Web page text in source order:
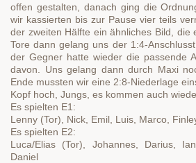
offen gestalten, danach ging die
wir kassierten bis zur Pause vier teils
der zweiten Hälfte ein ähnliches Bild, die
Tore dann gelang uns der 1:4-
der Gegner hatte wieder die passende
davon. Uns gelang dann durch Maxi
Ende mussten wir eine 2:8-Niederlage
Kopf hoch, Jungs, es kommen auch
Es spielten E1:
Lenny (Tor), Nick, Emil, Luis, Marco,
Es spielten E2:
Luca/Elias (Tor), Johannes, Darius,
Daniel